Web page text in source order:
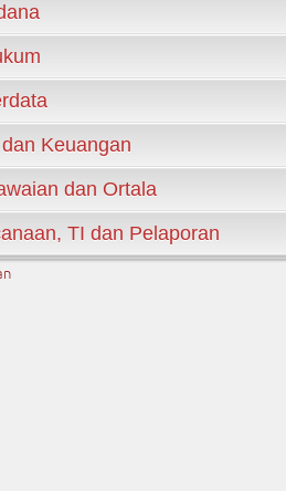
Keuangan
dan Ortala
TI dan Pelaporan